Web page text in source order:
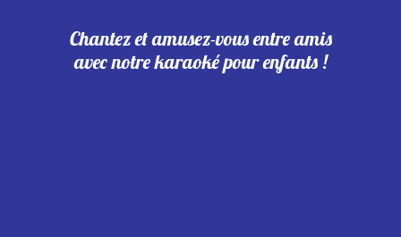
Chantez et amusez-vous entre amis
avec notre karaoké pour enfants !